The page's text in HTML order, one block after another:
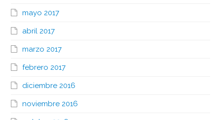
mayo 2017
abril 2017
marzo 2017
febrero 2017
diciembre 2016
noviembre 2016